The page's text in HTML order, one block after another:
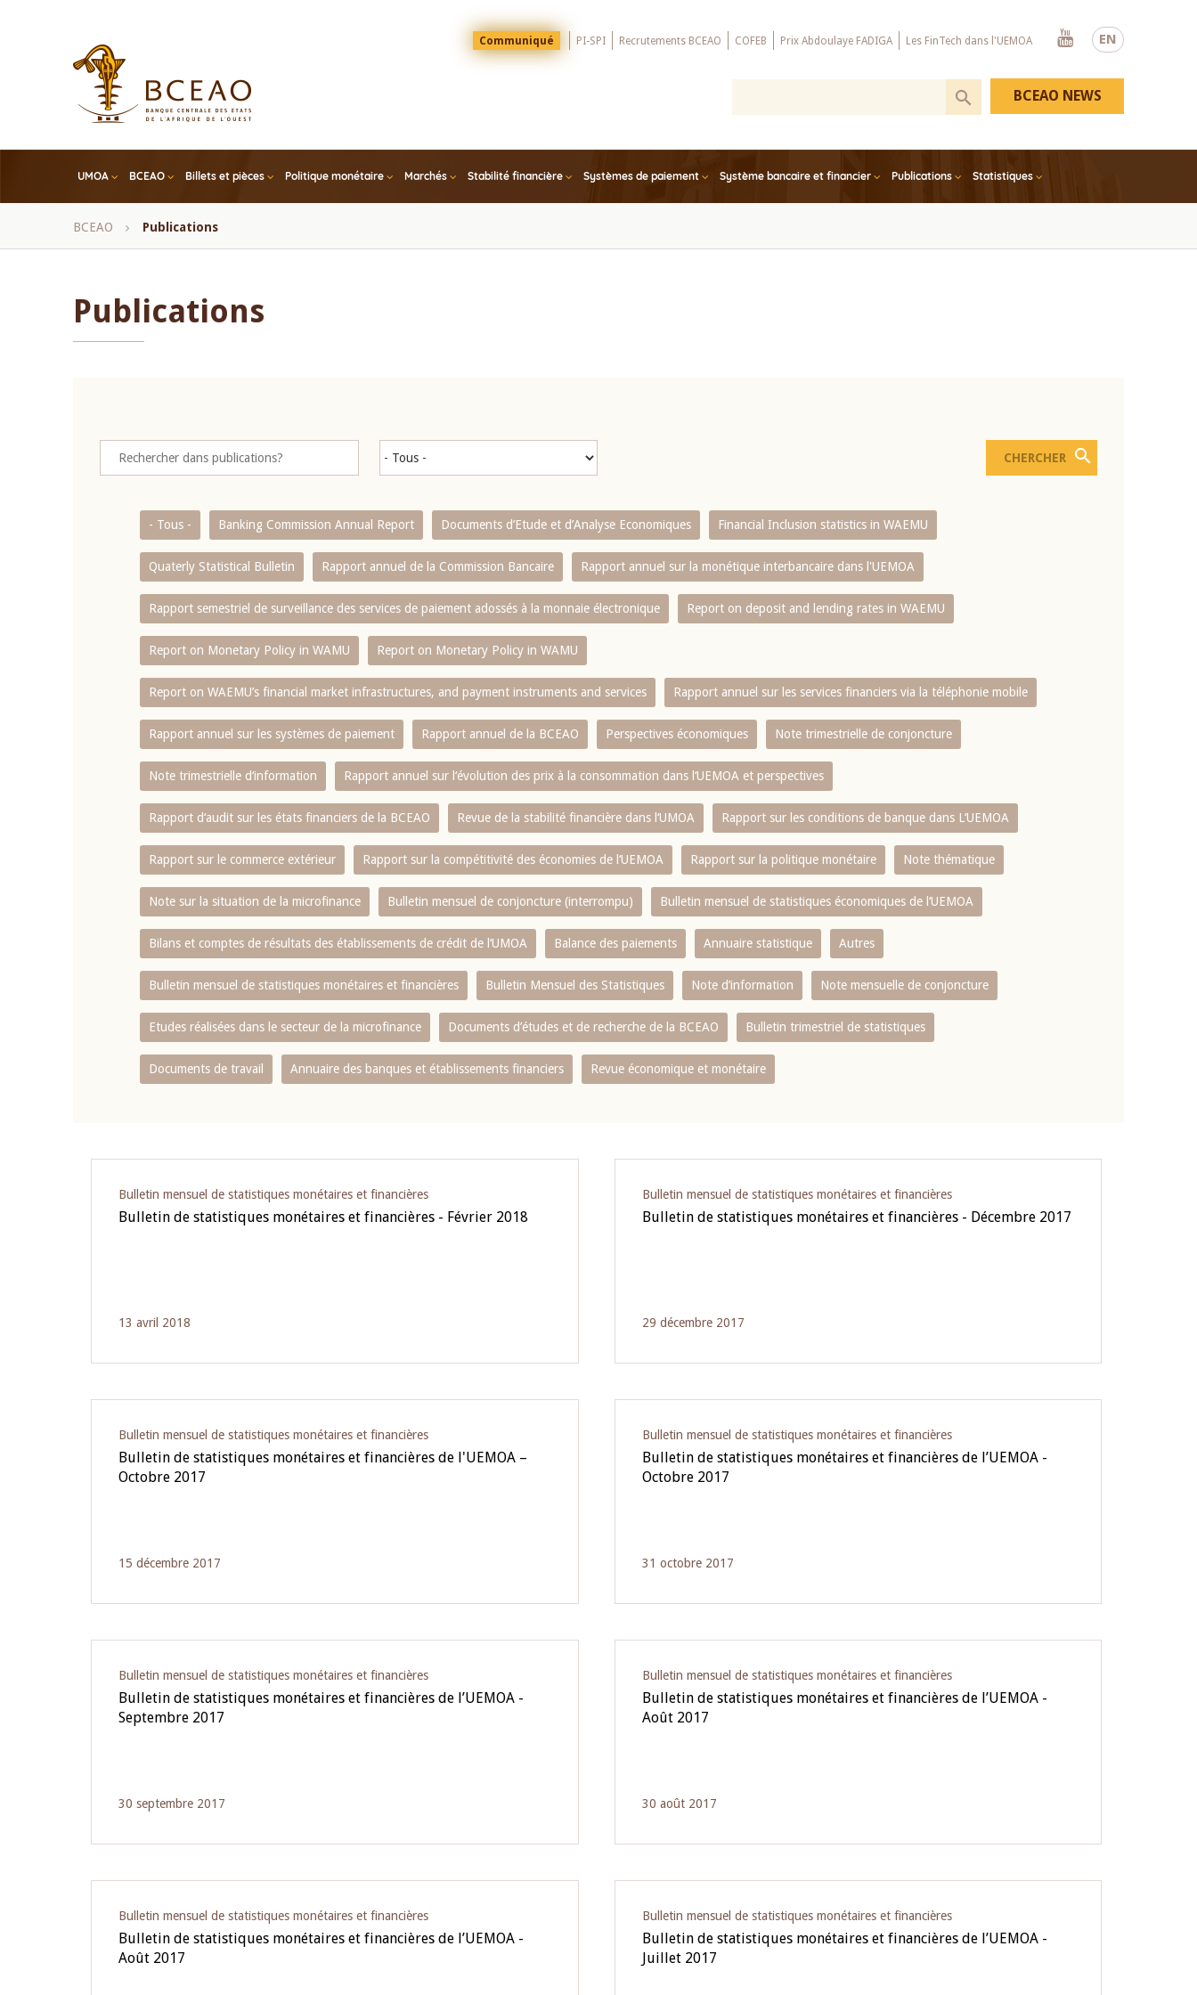
EN
Menu
Top
Communiqué PI-SPI Recrutements BCEAO COFEB Prix Abdoulaye FADIGA Les FinTech dans l'UEMOA
Youtube
UMOA BCEAO Billets et pièces Politique monétaire Marchés Stabilité financière Systèmes de paiement Système bancaire et financier Publications Statistiques
BCEAO NEWS
Fil
BCEAO Publications
Publications
- Tous - Banking Commission Annual Report Documents d’Etude et d’Analyse Economiques Financial Inclusion statistics in WAEMU
Quaterly Statistical Bulletin Rapport annuel de la Commission Bancaire Rapport annuel sur la monétique interbancaire dans l'UEMOA
Rapport semestriel de surveillance des services de paiement adossés à la monnaie électronique Report on deposit and lending rates in WAEMU
Report on Monetary Policy in WAMU Report on Monetary Policy in WAMU
Report on WAEMU’s financial market infrastructures, and payment instruments and services Rapport annuel sur les services financiers via la téléphonie mobile
Rapport annuel sur les systèmes de paiement Rapport annuel de la BCEAO Perspectives économiques Note trimestrielle de conjoncture
Note trimestrielle d‘information Rapport annuel sur l‘évolution des prix à la consommation dans l‘UEMOA et perspectives
Rapport d‘audit sur les états financiers de la BCEAO Revue de la stabilité financière dans l‘UMOA Rapport sur les conditions de banque dans L‘UEMOA
Rapport sur le commerce extérieur Rapport sur la compétitivité des économies de l‘UEMOA Rapport sur la politique monétaire Note thématique
Note sur la situation de la microfinance Bulletin mensuel de conjoncture (interrompu) Bulletin mensuel de statistiques économiques de l‘UEMOA
Bilans et comptes de résultats des établissements de crédit de l‘UMOA Balance des paiements Annuaire statistique Autres
Bulletin mensuel de statistiques monétaires et financières Bulletin Mensuel des Statistiques Note d’information Note mensuelle de conjoncture
Etudes réalisées dans le secteur de la microfinance Documents d’études et de recherche de la BCEAO Bulletin trimestriel de statistiques
Documents de travail Annuaire des banques et établissements financiers Revue économique et monétaire
Bulletin mensuel de statistiques monétaires et financières
Bulletin de statistiques monétaires et financières - Février 2018
13 avril 2018
Bulletin mensuel de statistiques monétaires et financières
Bulletin de statistiques monétaires et financières - Décembre 2017
29 décembre 2017
Bulletin mensuel de statistiques monétaires et financières
Bulletin de statistiques monétaires et financières de l'UEMOA –
Octobre 2017
15 décembre 2017
Bulletin mensuel de statistiques monétaires et financières
Bulletin de statistiques monétaires et financières de l’UEMOA -
Octobre 2017
31 octobre 2017
Bulletin mensuel de statistiques monétaires et financières
Bulletin de statistiques monétaires et financières de l’UEMOA -
Septembre 2017
30 septembre 2017
Bulletin mensuel de statistiques monétaires et financières
Bulletin de statistiques monétaires et financières de l’UEMOA -
Août 2017
30 août 2017
Bulletin mensuel de statistiques monétaires et financières
Bulletin de statistiques monétaires et financières de l’UEMOA -
Août 2017
Bulletin mensuel de statistiques monétaires et financières
Bulletin de statistiques monétaires et financières de l’UEMOA -
Juillet 2017